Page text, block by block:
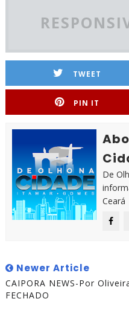
TWEET
PIN IT
De
Ceará
Newer Article
CAIPORA NEWS-Por
FECHADO